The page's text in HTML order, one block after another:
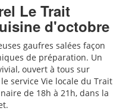
Le Trait
d'octobre
gaufres salées façon
de préparation. Un
ouvert à tous sur
service Vie locale du Trait
de 18h à 21h, dans la